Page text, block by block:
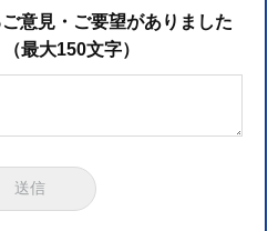
意見・ご要望がありました
最大150文字）